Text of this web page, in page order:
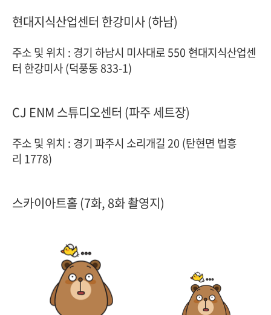
현대지식산업센터 한강미사 (하남)
주소 및 위치 : 경기 하남시 미사대로 550 현대지식산업센
터 한강미사 (덕풍동 833-1)
CJ ENM 스튜디오센터 (파주 세트장)
주소 및 위치 : 경기 파주시 소리개길 20 (탄현면 법흥
리 1778)
스카이아트홀 (7화, 8화 촬영지)